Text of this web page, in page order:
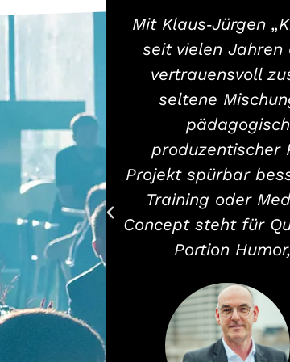
Mit Klaus‑Jürgen
seit vielen Jahren
vertrauensvoll
seltene
produzentischer
Projekt spürbar
Training oder
Concept steht für
Portion